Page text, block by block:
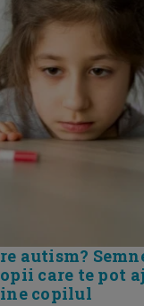
autism?
care te pot
copilul